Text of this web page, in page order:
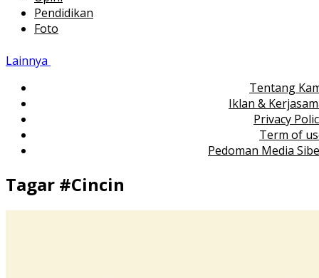
Pendidikan
Foto
Lainnya
Tentang
Iklan &
Privacy
Term of
Pedoman Media
Tagar #Cincin